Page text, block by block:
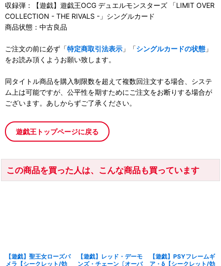
収録弾：【遊戯】遊戯王OCG デュエルモンスターズ 「LIMIT OVER
COLLECTION - THE RIVALS -」シングルカード
商品状態：中古良品
ご注文の前に必ず「特定商取引法表示 」「シングルカードの状態 」
をお読み頂くようお願い致します。
同タイトル商品を購入制限数を超えて複数回注文する場合、システ
ム上は可能ですが、公平性を期すためにご注文をお断りする場合が
ございます。あしからずご了承ください。
遊戯王トップページに戻る
この商品を買った人は、こんな商品も買っています
【遊戯】聖王女ローズパ
メラ【シークレット/効
【遊戯】レッド・デーモ
ンズ・チェーン〔オーバ
【遊戯】PSYフレームギ
ア・δ【シークレット/効